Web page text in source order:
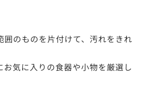
囲のものを片付けて、汚れをきれ
お気に入りの食器や小物を厳選し